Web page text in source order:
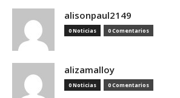
alisonpaul2149
0 Noticias 0 Comentarios
alizamalloy
0 Noticias 0 Comentarios